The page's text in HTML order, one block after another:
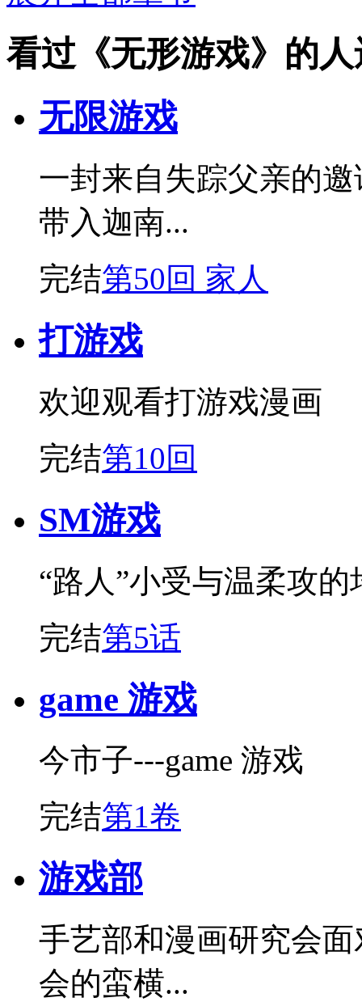
看过《无形游戏》的
无限游戏
一封来自失踪父亲的
带入迦南...
完结第50回 家人
打游戏
欢迎观看打游戏漫画
完结第10回
SM游戏
“路人”小受与温柔攻的
完结第5话
game 游戏
今市子---game 游戏
完结第1卷
游戏部
手艺部和漫画研究会
会的蛮横...